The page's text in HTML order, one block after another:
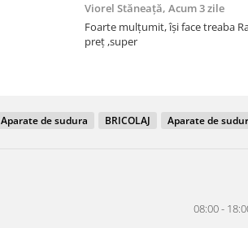
Viorel Stăneață, Acum 3 zile
Foarte mulțumit, își face treaba Raport calitate
preț ,super
Aparate de sudura BRICOLAJ Aparate de
08:00 -